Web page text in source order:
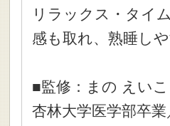
リラックス・タイ
感も取れ、熟睡し
■監修：まの えい
杏林大学医学部卒